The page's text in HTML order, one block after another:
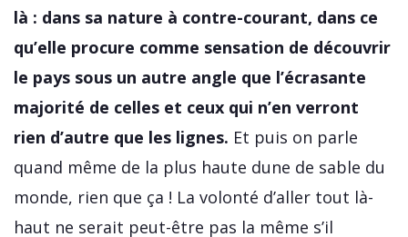
là : dans sa nature à contre-courant, dans ce
qu’elle procure comme sensation de découvrir
le pays sous un autre angle que l’écrasante
majorité de celles et ceux qui n’en verront
rien d’autre que les lignes. Et puis on parle
quand même de la plus haute dune de sable du
monde, rien que ça ! La volonté d’aller tout là-
haut ne serait peut-être pas la même s’il